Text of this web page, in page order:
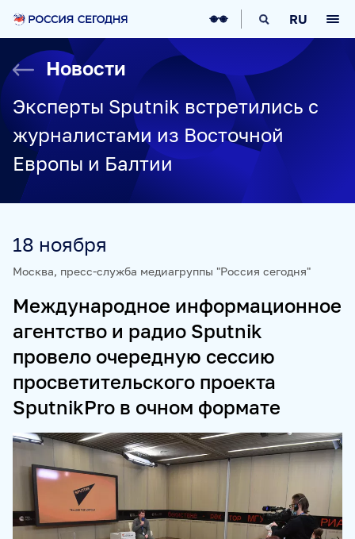
О НАС
О МЕДИАГРУППЕ
ИСТОРИЯ
СОЦИАЛЬНАЯ ОТВЕТСТВЕННОСТЬ
РУКОВОДСТВО
КАРЬЕРА
СТАЖИРОВКА
IT-ВОЗМОЖНОСТИ
НАГРАДЫ
НАШИ СМИ
РИА НОВОСТИ
СОЦИАЛЬНЫЙ НАВИГАТОР
ПРОЕКТЫ
SPUTNIKPRO
КОНКУРС ИМЕНИ СТЕНИНА
ФЕСТИВАЛЬ KOKTEBEL JAZZ PARTY
ПОЖАЛУЙСТА, ДЫШИТЕ!
НЮРНБЕРГ. НАЧАЛО МИРА
ПРОДУКТЫ И СЕРВИСЫ
НОВОСТНЫЕ ЛЕНТЫ
МЕДИАБАНК
РЕКЛАМА И СПЕЦПРОЕКТЫ
МЕДИАФАСАД
РЕЙТИНГИ И АНАЛИТИКА
БАЗА АНОНСОВ
ПЕРЕВОДЫ
ФОТОХОСТИНГИ
ФОТОВЫСТАВКИ
ТРЕНИНГИ
МУЛЬТИМЕДИЙНЫЙ ПРЕСС-ЦЕНТР
RU
Новости
Эксперты Sputnik встретились с
журналистами из Восточной
Европы и Балтии
18 ноября
Москва, пресс-служба медиагруппы "Россия сегодня"
Международное информационное
агентство и радио Sputnik
провело очередную сессию
просветительского проекта
SputnikPro в очном формате